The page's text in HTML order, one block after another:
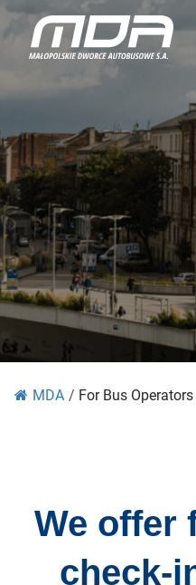
MDA / For Bus Operators
We offer
check-